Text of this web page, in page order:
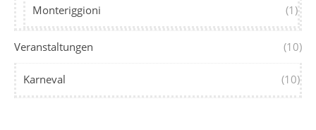
Monteriggioni (1)
Veranstaltungen (10)
Karneval (10)